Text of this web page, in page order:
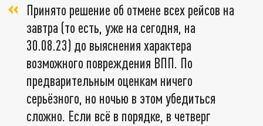
Принято решение об отмене всех рейсов на
завтра (то есть, уже на сегодня, на
30.08.23) до выяснения характера
возможного повреждения ВПП. По
предварительным оценкам ничего
серьёзного, но ночью в этом убедиться
сложно. Если всё в порядке, в четверг